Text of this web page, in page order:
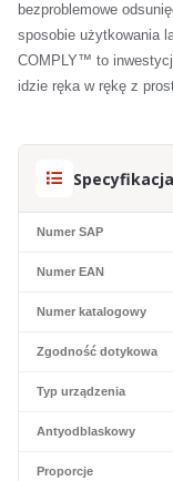
bezproblemowe
sposobie użytkowania
COMPLY™ to
idzie ręka w rękę z
Numer SAP
Numer EAN
Numer katalogowy
Zgodność dotykowa
Typ urządzenia
Antyodblaskowy
Proporcje